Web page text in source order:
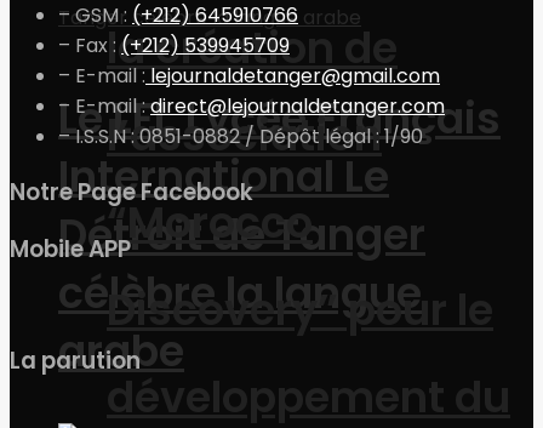
Le LFI, Lycée Français
International Le
Détroit de Tanger
célèbre la langue
arabe
la création de
l’association
“Morocco
Discovery” pour le
développement du
– GSM : (+212) 645910766
– Fax : (+212) 539945709
– E-mail : lejournaldetanger@gmail.com
– E-mail :direct@lejournaldetanger.com
– I.S.S.N : 0851-0882 / Dépôt légal : 1/90
Notre Page Facebook
Mobile APP
La parution